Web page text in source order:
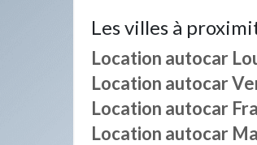
Les villes à
Location autocar
Location autocar
Location autocar
Location autocar